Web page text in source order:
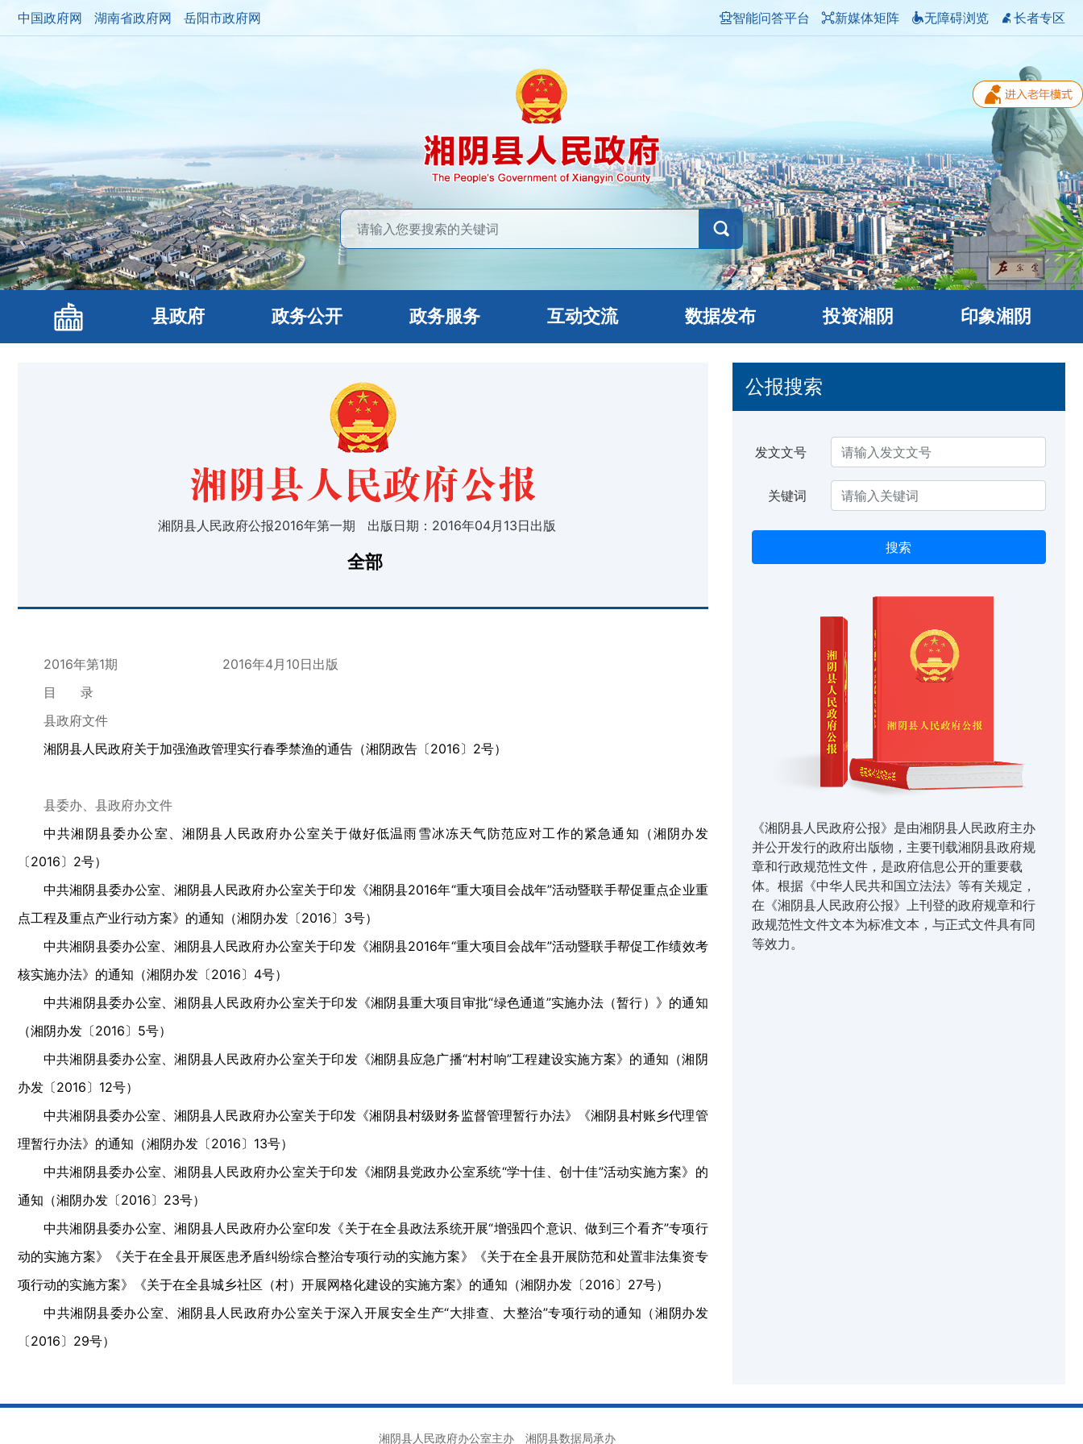
中国政府网 湖南省政府网 岳阳市政府网 智能问答平台 新媒体矩阵 无障碍浏览 长者专区
县政府 政务公开 政务服务 互动交流 数据发布 投资湘阴 印象湘阴
湘阴县人民政府公报2016年第一期 出版日期：2016年04月13日出版
全部
2016年第1期 2016年4月10日出版
目 录
县政府文件
湘阴县人民政府关于加强渔政管理实行春季禁渔的通告（湘阴政告〔2016〕2号）
县委办、县政府办文件
中共湘阴县委办公室、湘阴县人民政府办公室关于做好低温雨雪冰冻天气防范应对工作的紧急通知（湘阴办发
〔2016〕2号）
中共湘阴县委办公室、湘阴县人民政府办公室关于印发《湘阴县2016年“重大项目会战年”活动暨联手帮促重点企业重
点工程及重点产业行动方案》的通知（湘阴办发〔2016〕3号）
中共湘阴县委办公室、湘阴县人民政府办公室关于印发《湘阴县2016年“重大项目会战年”活动暨联手帮促工作绩效考
核实施办法》的通知（湘阴办发〔2016〕4号）
中共湘阴县委办公室、湘阴县人民政府办公室关于印发《湘阴县重大项目审批“绿色通道”实施办法（暂行）》的通知
（湘阴办发〔2016〕5号）
中共湘阴县委办公室、湘阴县人民政府办公室关于印发《湘阴县应急广播“村村响”工程建设实施方案》的通知（湘阴
办发〔2016〕12号）
中共湘阴县委办公室、湘阴县人民政府办公室关于印发《湘阴县村级财务监督管理暂行办法》《湘阴县村账乡代理管
理暂行办法》的通知（湘阴办发〔2016〕13号）
中共湘阴县委办公室、湘阴县人民政府办公室关于印发《湘阴县党政办公室系统“学十佳、创十佳”活动实施方案》的
通知（湘阴办发〔2016〕23号）
中共湘阴县委办公室、湘阴县人民政府办公室印发《关于在全县政法系统开展“增强四个意识、做到三个看齐”专项行
动的实施方案》《关于在全县开展医患矛盾纠纷综合整治专项行动的实施方案》《关于在全县开展防范和处置非法集资专
项行动的实施方案》《关于在全县城乡社区（村）开展网格化建设的实施方案》的通知（湘阴办发〔2016〕27号）
中共湘阴县委办公室、湘阴县人民政府办公室关于深入开展安全生产“大排查、大整治”专项行动的通知（湘阴办发
〔2016〕29号）
公报搜索
发文文号
关键词
搜索
《湘阴县人民政府公报》是由湘阴县人民政府主办
并公开发行的政府出版物，主要刊载湘阴县政府规
章和行政规范性文件，是政府信息公开的重要载
体。根据《中华人民共和国立法法》等有关规定，
在《湘阴县人民政府公报》上刊登的政府规章和行
政规范性文件文本为标准文本，与正式文件具有同
等效力。
湘阴县人民政府办公室主办 湘阴县数据局承办